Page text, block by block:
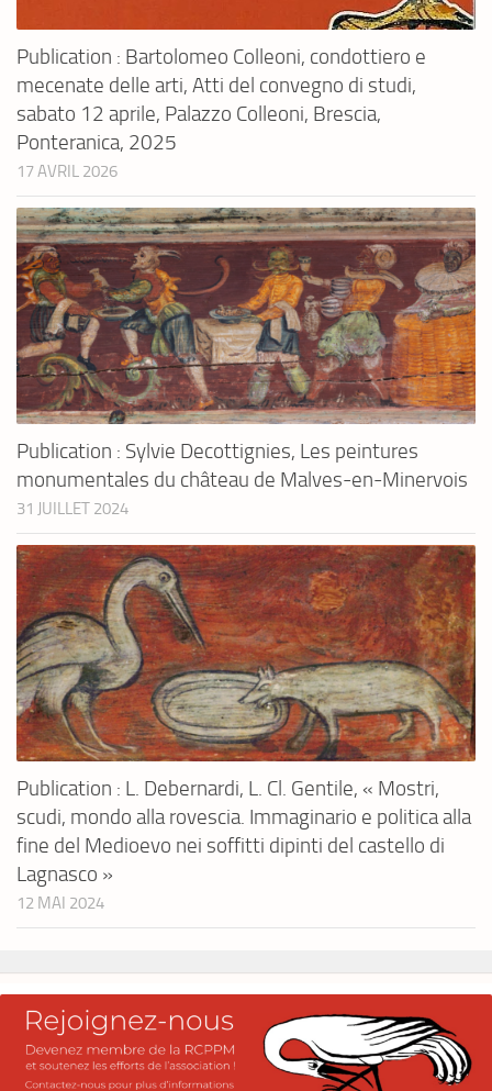
Publication : Bartolomeo Colleoni, condottiero e
mecenate delle arti, Atti del convegno di studi,
sabato 12 aprile, Palazzo Colleoni, Brescia,
Ponteranica, 2025
17 AVRIL 2026
Publication : Sylvie Decottignies, Les peintures
monumentales du château de Malves-en-Minervois
31 JUILLET 2024
Publication : L. Debernardi, L. Cl. Gentile, « Mostri,
scudi, mondo alla rovescia. Immaginario e politica alla
fine del Medioevo nei soffitti dipinti del castello di
Lagnasco »
12 MAI 2024